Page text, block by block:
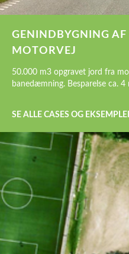
GENINDBYGNING
MOTORVEJ
50.000 m3 opgravet jord fra
banedæmning. Besparelse ca.
SE ALLE CASES OG